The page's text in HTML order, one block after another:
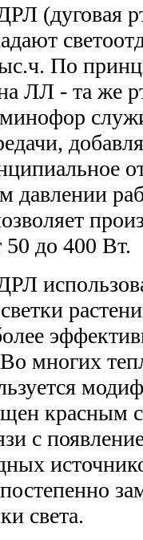
(дуговая
По
ЛЛ - та же
давлении
до 400 Вт.
многих
с
света.